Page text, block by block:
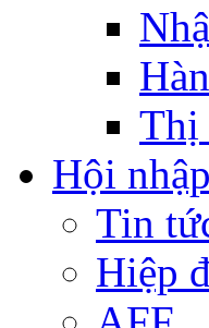
Thị
Hội
Tin
Hiệp